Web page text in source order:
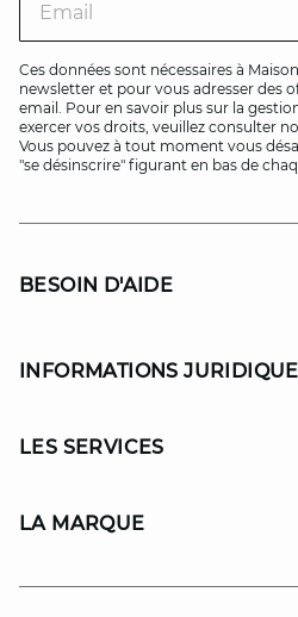
Ces données sont nécessaires à
newsletter et pour vous adresser des
email. Pour en savoir plus sur la
exercer vos droits, veuillez consulter
Vous pouvez à tout moment vous
"se désinscrire" figurant en bas de
BESOIN D'AIDE
INFORMATIONS
LES SERVICES
LA MARQUE